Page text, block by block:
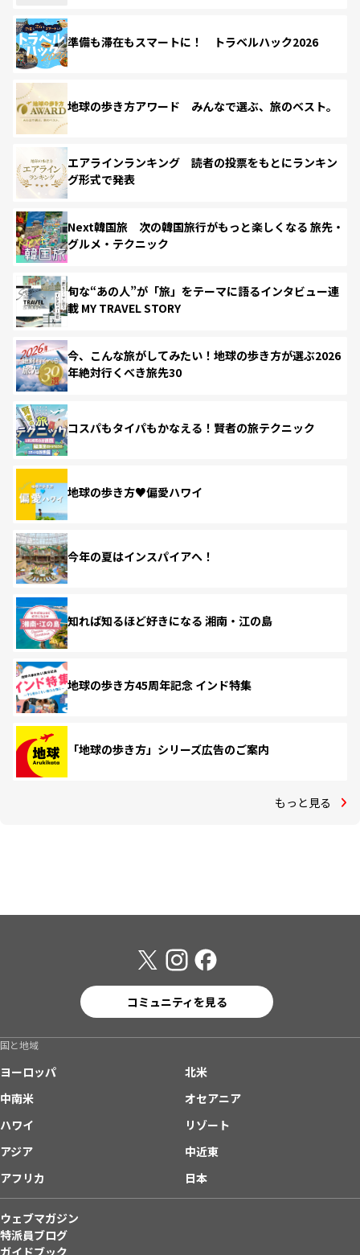
準備も滞在もスマートに！ トラベルハック2026
地球の歩き方アワード みんなで選ぶ、旅のベスト。
エアラインランキング 読者の投票をもとにランキン
グ形式で発表
Next韓国旅 次の韓国旅行がもっと楽しくなる 旅先・
グルメ・テクニック
旬な“あの人”が「旅」をテーマに語るインタビュー連
載 MY TRAVEL STORY
今、こんな旅がしてみたい！地球の歩き方が選ぶ2026
年絶対行くべき旅先30
コスパもタイパもかなえる！賢者の旅テクニック
地球の歩き方♥偏愛ハワイ
今年の夏はインスパイアへ！
知れば知るほど好きになる 湘南・江の島
地球の歩き方45周年記念 インド特集
「地球の歩き方」シリーズ広告のご案内
もっと見る
コミュニティを見る
国と地域
ヨーロッパ
北米
中南米
オセアニア
ハワイ
リゾート
アジア
中近東
アフリカ
日本
ウェブマガジン
特派員ブログ
ガイドブック